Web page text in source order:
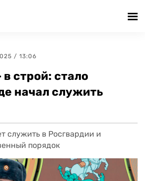
/ 13:06
строй: стало
начал служить
служить в Росгвардии и
порядок